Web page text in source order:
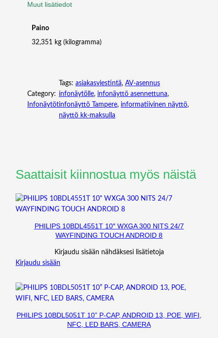
Muut lisätiedot
Paino
32,351 kg (kilogramma)
Category:
Infonäytöt
Tags: asiakasviestintä, AV-asennus
infonäytölle, infonäyttö asennettuna
infonäyttö Tampere, informatiivinen näyttö
näyttö kk-maksulla
Saattaisit kiinnostua myös näistä
PHILIPS 10BDL4551T 10″ WXGA 300 NITS 24/7
WAYFINDING TOUCH ANDROID 8
Kirjaudu sisään nähdäksesi lisätietoja
Kirjaudu sisään
PHILIPS 10BDL5051T 10” P-CAP, ANDROID 13, POE, WIFI,
NFC, LED BARS, CAMERA